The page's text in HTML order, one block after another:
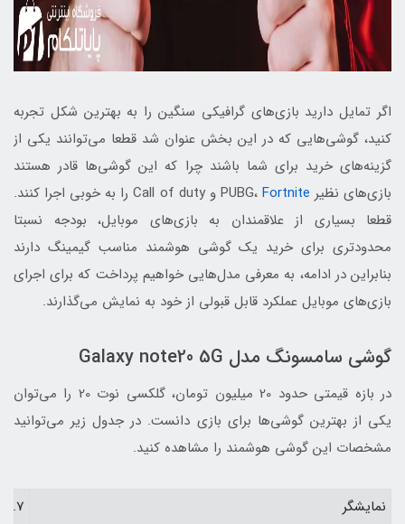
اگر تمایل دارید بازی‌های گرافیکی سنگین را به بهترین شکل تجربه
کنید، گوشی‌هایی که در این بخش عنوان شد قطعا می‌توانند یکی از
گزینه‌‎‌های خرید برای شما باشند چرا که این گوشی‌ها قادر هستند
بازی‌های نظیر PUBG، Fortnite
و Call of duty را به خوبی اجرا کنند.
قطعا بسیاری از علاقمندان به بازی‌های موبایل، بودجه نسبتا
محدودتری برای خرید یک گوشی هوشمند مناسب گیمینگ دارند
بنابراین در ادامه، به معرفی مدل‌هایی خواهیم پرداخت که برای اجرای
بازی‌های موبایل عملکرد قابل قبولی از خود به نمایش می‌گذارند.
گوشی سامسونگ مدل Galaxy note20 5G
در بازه قیمتی حدود 20 میلیون تومان، گلکسی نوت 20 را می‌توان
یکی از بهترین گوشی‌ها برای بازی دانست. در جدول زیر می‌توانید
مشخصات این گوشی هوشمند را مشاهده کنید.
نمایشگر 6.7 اینچی Super AMOLED Plus